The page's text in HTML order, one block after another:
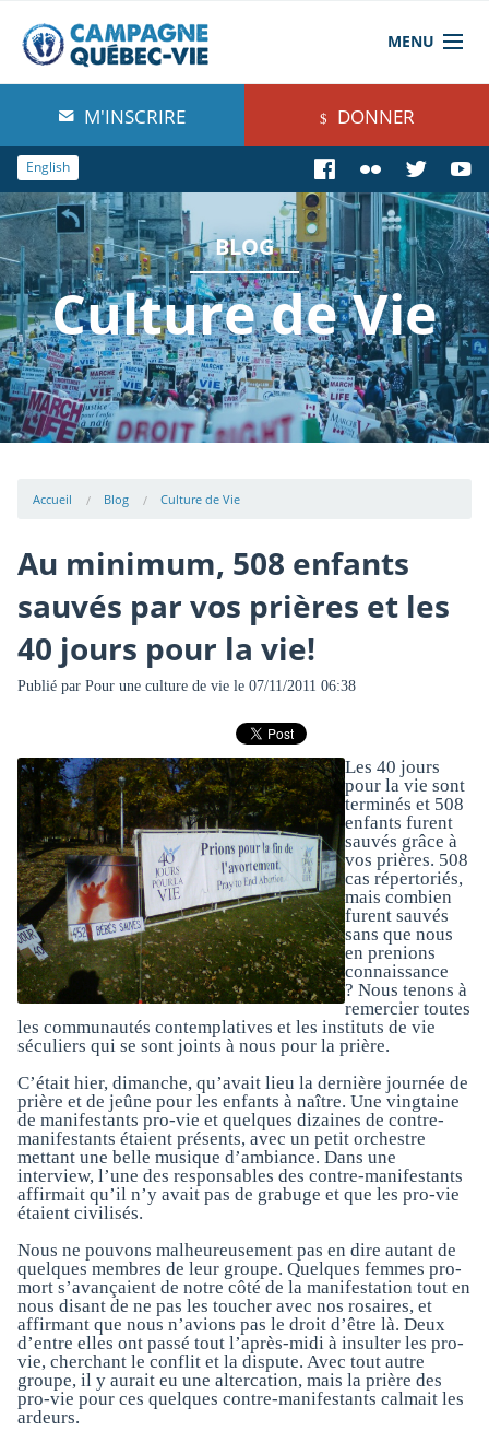
MENU
À propos de nous
Blog
Comprendre
Agir
Boutique
M'INSCRIRE DONNER
English
BLOG
Culture de Vie
Accueil Blog Culture de Vie
Au minimum, 508 enfants
sauvés par vos prières et les
40 jours pour la vie!
Publié par Pour une culture de viele 07/11/2011 06:38
Les 40 jours
pour la vie sont
terminés et 508
enfants furent
sauvés grâce à
vos prières. 508
cas répertoriés,
mais combien
furent sauvés
sans que nous
en prenions
connaissance
? Nous tenons à
remercier toutes
les communautés contemplatives et les instituts de vie
séculiers qui se sont joints à nous pour la prière.
C’était hier, dimanche, qu’avait lieu la dernière journée de
prière et de jeûne pour les enfants à naître. Une vingtaine
de manifestants pro-vie et quelques dizaines de contre-
manifestants étaient présents, avec un petit orchestre
mettant une belle musique d’ambiance. Dans une
interview, l’une des responsables des contre-manifestants
affirmait qu’il n’y avait pas de grabuge et que les pro-vie
étaient civilisés.
Nous ne pouvons malheureusement pas en dire autant de
quelques membres de leur groupe. Quelques femmes pro-
mort s’avançaient de notre côté de la manifestation tout en
nous disant de ne pas les toucher avec nos rosaires, et
affirmant que nous n’avions pas le droit d’être là. Deux
d’entre elles ont passé tout l’après-midi à insulter les pro-
vie, cherchant le conflit et la dispute. Avec tout autre
groupe, il y aurait eu une altercation, mais la prière des
pro-vie pour ces quelques contre-manifestants calmait les
ardeurs.